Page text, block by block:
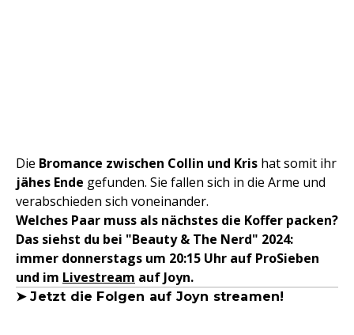
Die Bromance zwischen Collin und Kris hat somit ihr
jähes Ende gefunden. Sie fallen sich in die Arme und
verabschieden sich voneinander.
Welches Paar muss als nächstes die Koffer packen?
Das siehst du bei "Beauty & The Nerd" 2024:
immer donnerstags um 20:15 Uhr auf ProSieben
und im Livestream auf Joyn.
➤ Jetzt die Folgen auf Joyn streamen!